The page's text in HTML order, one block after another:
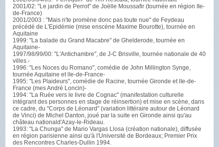
2001/02: "Le jardin de Perrot" de Joëlle Moussafir (tournée en région IIe-
de-France)
2001/2003 : "Mais n'te promène donc pas toute nue" de Feydeau
précédé de L'Epidémie (mise enscène Maxime Bourotte), tournée en
Aquitaine
1999: "La balade du Grand Macabre" de Ghelderode, tournée en
Aquitaine-
1997/98/99/00: "L'Antichambre", de J-C Brisville, tournée nationale de 40
villes.-
1996: "Les Noces du Romano", comédie de John Millington Synge,
tournée Aquitaine et lIe-de-France-
1995: "Les Plaideurs", comédie de Racine, tournée Gironde et lIe-de-
France (mes André Loncin)-
1994: "La Ruée vers le livre de Cognac" (manifestation culturelle
intégrant des personnes en stage de réinsertion) et mise en scène, dans
ce cadre, du "Corps de Léonard" (variation littéraire autour de Léonard
de Vinci) de Michel Danton, joué par la suite en Gironde ainsi qu'au
château nationald'Azay-le-Rideau.
1993: "La Chunga" de Mario Vargas Llosa (création nationale), diffusée
en région parisienne ainsi qu'à l'Université de Bordeaux; Premier Prix
des Rencontres Charles-Dullin 1994.